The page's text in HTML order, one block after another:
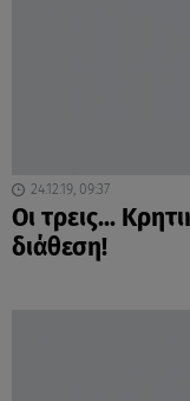
24.12.19, 09:37
Οι τρεις...
διάθεση!